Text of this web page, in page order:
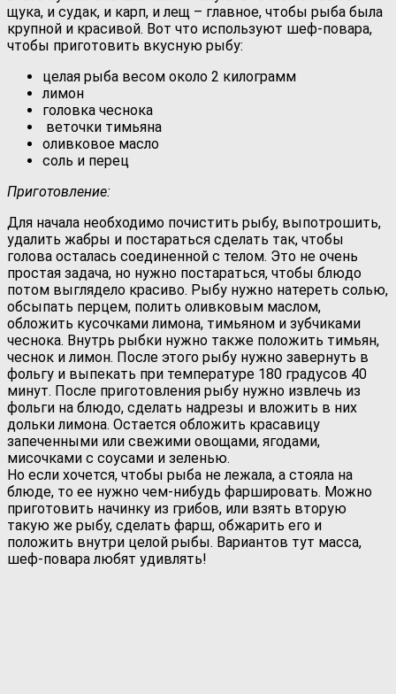
щука, и судак, и карп, и лещ – главное, чтобы рыба была
крупной и красивой. Вот что используют шеф-повара,
чтобы приготовить вкусную рыбу:
целая рыба весом около 2 килограмм
лимон
головка чеснока
веточки тимьяна
оливковое масло
соль и перец
Приготовление:
Для начала необходимо почистить рыбу, выпотрошить,
удалить жабры и постараться сделать так, чтобы
голова осталась соединенной с телом. Это не очень
простая задача, но нужно постараться, чтобы блюдо
потом выглядело красиво. Рыбу нужно натереть солью,
обсыпать перцем, полить оливковым маслом,
обложить кусочками лимона, тимьяном и зубчиками
чеснока. Внутрь рыбки нужно также положить тимьян,
чеснок и лимон. После этого рыбу нужно завернуть в
фольгу и выпекать при температуре 180 градусов 40
минут. После приготовления рыбу нужно извлечь из
фольги на блюдо, сделать надрезы и вложить в них
дольки лимона. Остается обложить красавицу
запеченными или свежими овощами, ягодами,
мисочками с соусами и зеленью.
Но если хочется, чтобы рыба не лежала, а стояла на
блюде, то ее нужно чем-нибудь фаршировать. Можно
приготовить начинку из грибов, или взять вторую
такую же рыбу, сделать фарш, обжарить его и
положить внутри целой рыбы. Вариантов тут масса,
шеф-повара любят удивлять!